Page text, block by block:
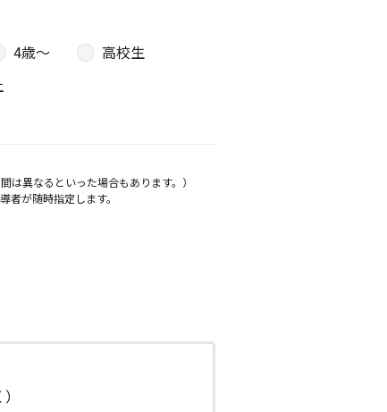
4歳〜
高校生
異なるといった場合もあります。）
が随時指定します。